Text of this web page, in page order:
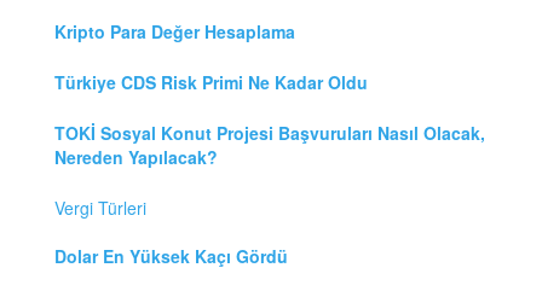
Kripto Para Değer Hesaplama
Türkiye CDS Risk Primi Ne Kadar Oldu
TOKİ Sosyal Konut Projesi Başvuruları Nasıl Olacak,
Nereden Yapılacak?
Vergi Türleri
Dolar En Yüksek Kaçı Gördü